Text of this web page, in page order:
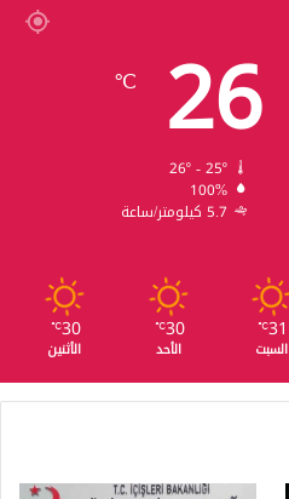
26
℃
26º - 25º
100%
5.7 كيلومتر/ساعة
31
℃
السبت
30
℃
الأحد
30
℃
الأثنين